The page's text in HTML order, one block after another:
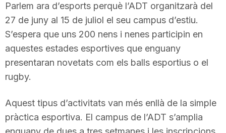
Parlem ara d’esports perquè l’ADT organitzarà del
27 de juny al 15 de juliol el seu campus d’estiu.
S’espera que uns 200 nens i nenes participin en
aquestes estades esportives que enguany
presentaran novetats com els balls esportius o el
rugby.
Aquest tipus d’activitats van més enllà de la simple
pràctica esportiva. El campus de l’ADT s’amplia